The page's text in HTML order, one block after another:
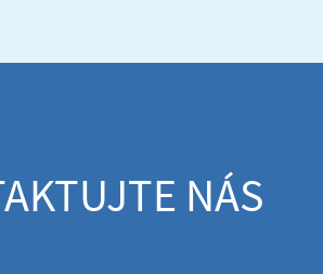
NÁS